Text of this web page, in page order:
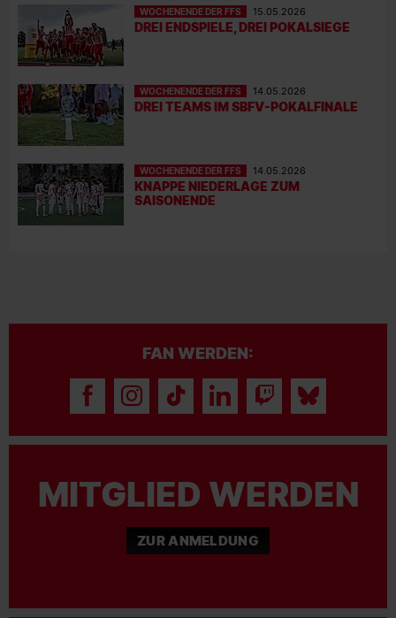
WOCHENENDE DER FFS 15.05.2026
DREI ENDSPIELE, DREI POKALSIEGE
WOCHENENDE DER FFS 14.05.2026
DREI TEAMS IM SBFV-POKALFINALE
WOCHENENDE DER FFS 14.05.2026
KNAPPE NIEDERLAGE ZUM
SAISONENDE
FAN WERDEN:
MITGLIED WERDEN
ZUR ANMELDUNG